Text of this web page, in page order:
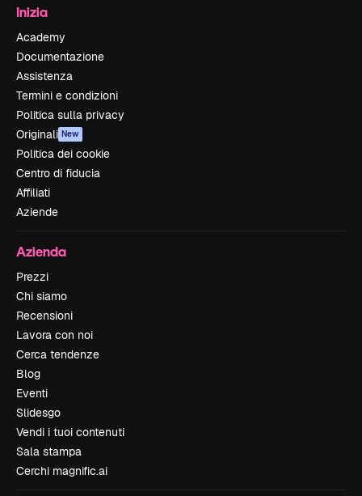
Inizia
Academy
Documentazione
Assistenza
Termini e condizioni
Politica sulla privacy
Originali New
Politica dei cookie
Centro di fiducia
Affiliati
Aziende
Azienda
Prezzi
Chi siamo
Recensioni
Lavora con noi
Cerca tendenze
Blog
Eventi
Slidesgo
Vendi i tuoi contenuti
Sala stampa
Cerchi magnific.ai